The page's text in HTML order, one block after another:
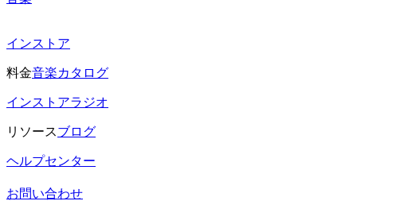
インストア
料金音楽カタログ
インストアラジオ
リソースブログ
ヘルプセンター
お問い合わせ